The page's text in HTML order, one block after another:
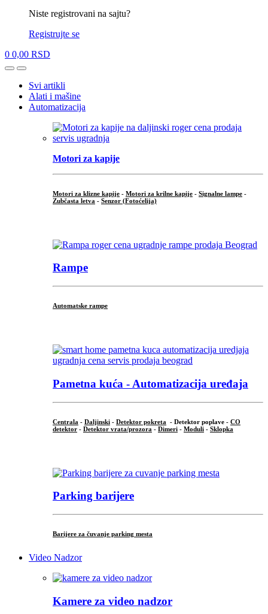
Niste registrovani na sajtu?
Registrujte se
0 0,00 RSD
OpenClose
Svi artikli
Alati i mašine
Automatizacija
Motori za kapije
Motori za klizne kapije - Motori za krilne kapije - Signalne lampe -
Zubčasta letva - Senzor (Fotoćelija)
Rampe
Automatske rampe
Pametna kuća - Automatizacija uređaja
Centrala - Daljinski - Detektor pokreta - Detektor poplave - CO
detektor - Detektor vrata/prozora - Dimeri - Moduli - Sklopka
Parking barijere
Barijere za čuvanje parking mesta
Video Nadzor
Kamere za video nadzor